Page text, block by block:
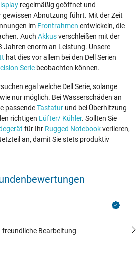
regelmäßig geöffnet und
gewissen Abnutzung führt. Mit der Zeit
im Frontrahmen entwickeln, die
Auch Akkusverschleißen mit der
Jahren enorm an Leistung. Unsere
hat dies vor allem bei den Dell Serien
Serie beobachten können.
egal welche Dell Serie, solange
nur möglich. Bei Wasserschäden an
passendeTastatur und bei Überhitzung
richtigen Lüfter/ Kühler. Sollten Sie
für Ihr Rugged Notebookverlieren,
an, damit Sie stets produktiv
freundliche Bearbeitung